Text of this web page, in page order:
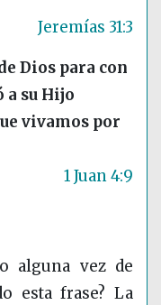
Jeremías 31:3
Dios para con
a su Hijo
vivamos por
1 Juan 4:9
alguna vez de
esta frase? La